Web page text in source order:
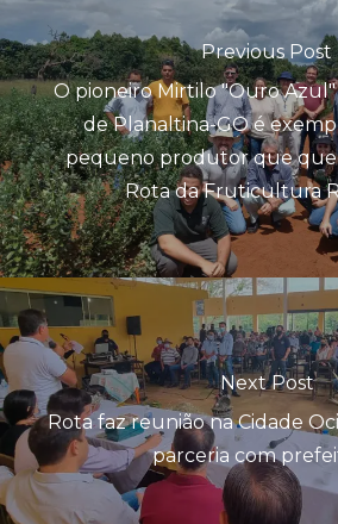
Previous Post
O pioneiro Mirtilo "Ouro
de Planaltina-GO é
pequeno produtor que
Rota da Fruticultura
Next Post
Rota faz reunião na Cidade
parceria com